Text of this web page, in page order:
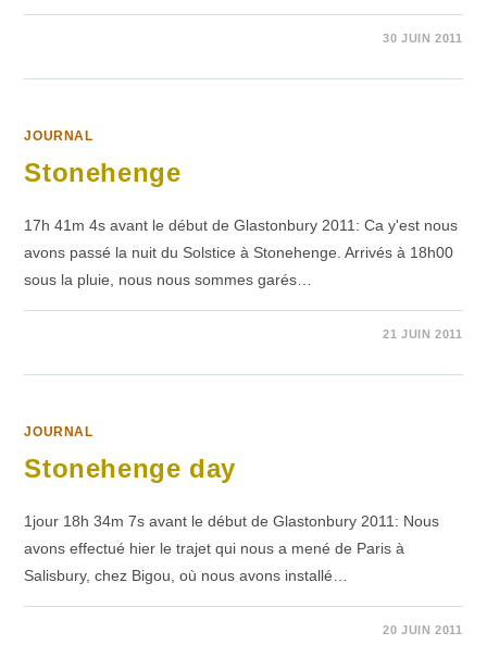
30 JUIN 2011
JOURNAL
Stonehenge
17h 41m 4s avant le début de Glastonbury 2011: Ca y'est nous
avons passé la nuit du Solstice à Stonehenge. Arrivés à 18h00
sous la pluie, nous nous sommes garés…
21 JUIN 2011
JOURNAL
Stonehenge day
1jour 18h 34m 7s avant le début de Glastonbury 2011: Nous
avons effectué hier le trajet qui nous a mené de Paris à
Salisbury, chez Bigou, où nous avons installé…
20 JUIN 2011